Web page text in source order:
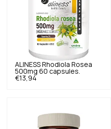
ALINESS Rhodiola Rosea
500mg 60 capsules.
€13,94